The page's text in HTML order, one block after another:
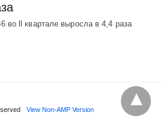
во ll квартале выросла в 4,4 раза
View Non-AMP Version